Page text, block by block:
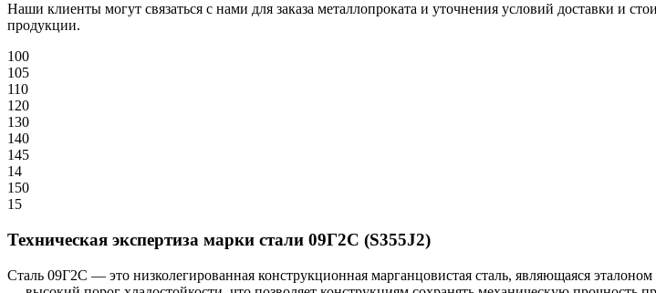
Наши клиенты могут связаться с нами для заказа металлопроката и уточнения условий доставки и
продукции.
100
105
110
120
130
140
145
14
150
15
Техническая экспертиза марки стали 09Г2С (S355J2)
Сталь 09Г2С — это низколегированная конструкционная марганцовистая сталь, являющаяся